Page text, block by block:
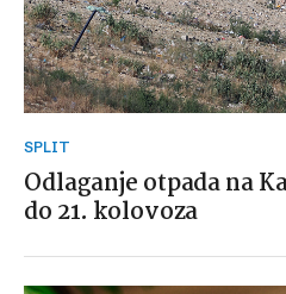
SPLIT
Odlaganje otpada na
do 21. kolovoza